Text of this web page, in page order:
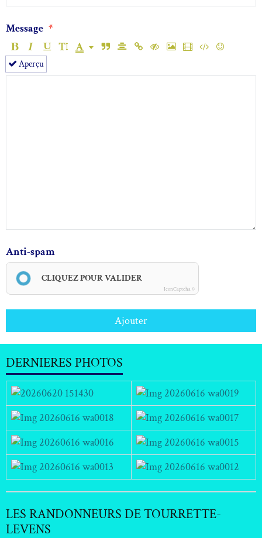
Message
Aperçu
Anti-spam
CLIQUEZ POUR VALIDER
IconCaptcha ©
Ajouter
DERNIERES PHOTOS
LES RANDONNEURS DE TOURRETTE-
LEVENS